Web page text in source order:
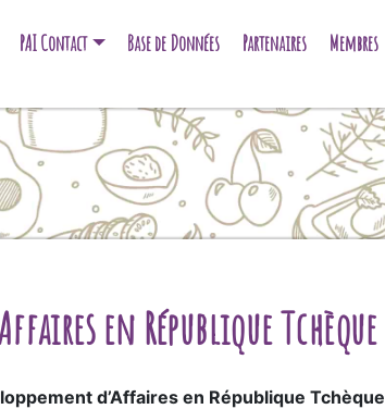
PAI Contact Base de Données Partenaires Membres
en République Tchèque
d’Affaires en République Tchèque